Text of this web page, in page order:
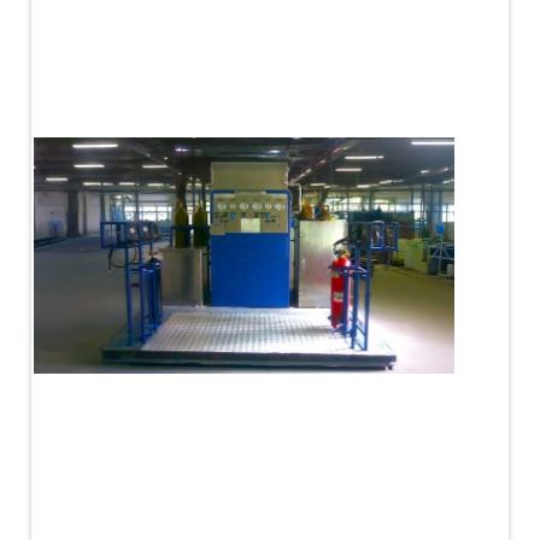
Compressor Test Rig
Manual Nitrogen Generation Plant with Integrated
Air Compressor
Supply Of Suction Lubrication System For 1000Hp
Cyclic Spin Test Facility
Mobile Hydraulic Flushing Rig
Hydraulic Powerpack And Actuator System
Manufacturer
Mobile Test Facility For Aircraft Engines
Test Rig For OBIGGS
Oxygen Enrichment Facility